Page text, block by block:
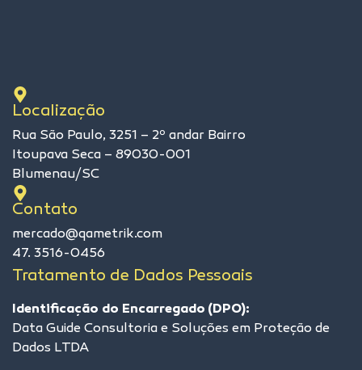
Localização
Rua São Paulo, 3251 – 2º andar Bairro
Itoupava Seca – 89030-001
Blumenau/SC
Contato
mercado@qametrik.com
47. 3516-0456
Tratamento de Dados Pessoais
Identificação do Encarregado (DPO):
Data Guide Consultoria e Soluções em Proteção de
Dados LTDA